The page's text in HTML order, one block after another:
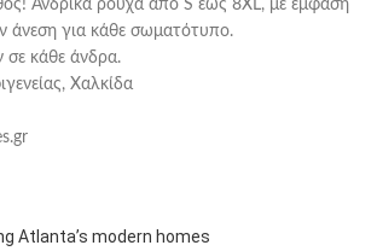
Ανδρικά ρούχα από S έως 8XL, με έμφαση
άνεση για κάθε σωματότυπο.
σε κάθε άνδρα.
Χαλκίδα
Atlanta’s modern homes